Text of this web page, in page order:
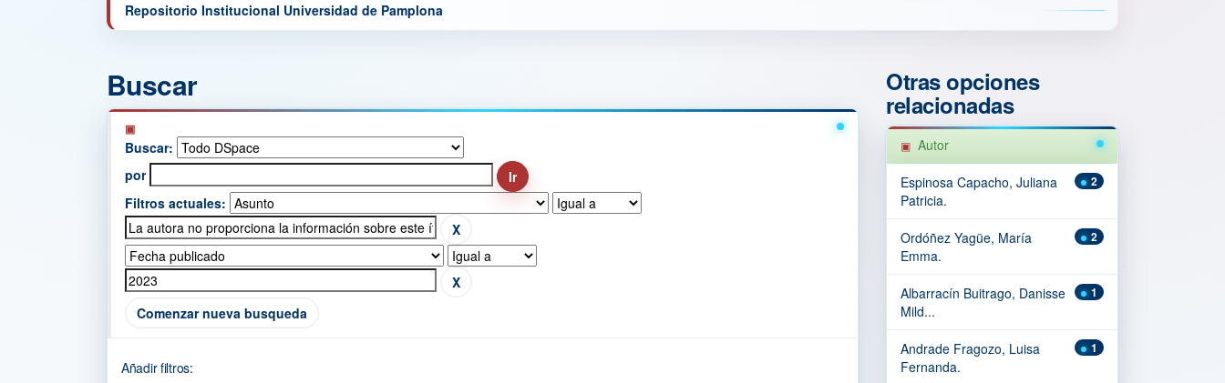
Repositorio Institucional Universidad de Pamplona
Buscar
Buscar:
por
Filtros actuales:
Comenzar nueva busqueda
Añadir filtros:
Otras opciones
relacionadas
Autor
2
Espinosa Capacho, Juliana
Patricia.
2
Ordóñez Yagüe, María
Emma.
1
Albarracín Buitrago, Danisse
Mild...
1
Andrade Fragozo, Luisa
Fernanda.